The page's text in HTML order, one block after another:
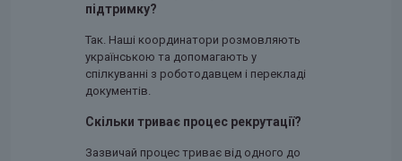
підтримку?
Так. Наші координатори розмовляють
українською та допомагають у
спілкуванні з роботодавцем і перекладі
документів.
Скільки триває процес рекрутації?
Зазвичай процес триває від одного до